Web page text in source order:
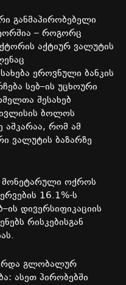
განმაპირობებელი
– როგორც
აქტიურ ვალუტის
ეროვნული ბანკის
სებ–ის უცხოური
შესახებ
ბოლოს
აშკარაა, რომ ამ
ვალუტის ბაზარზე
მონეტარული ოქროს
16.1%-ს
–ის დივერსიფიკაციის
რისკებისგან
.
გლობალურ
: ასეთ პირობებში